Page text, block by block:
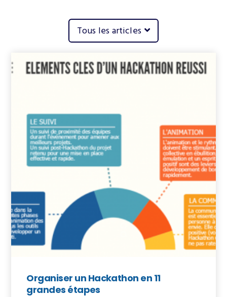
Tous les articles
Organiser un Hackathon en 11
grandes étapes